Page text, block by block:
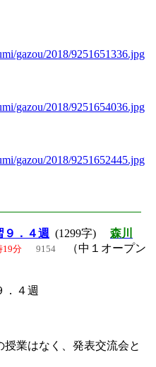
gazou/2018/9251651336.jpg
gazou/2018/9251654036.jpg
gazou/2018/9251652445.jpg
９．４週 (1299字) 森川
19分 9154 （中１オープン
．４週
授業はなく、発表交流会と